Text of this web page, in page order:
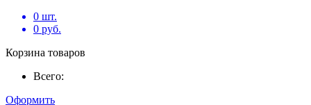
0 шт.
0 руб.
Корзина товаров
Всего:
Оформить